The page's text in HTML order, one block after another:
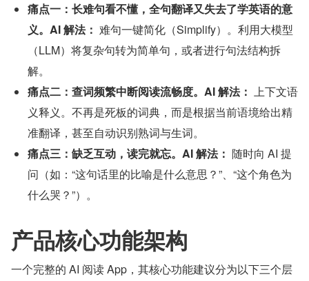
痛点一：长难句看不懂，全句翻译又失去了学英语的意
义。AI 解法： 难句一键简化（Simplify）。利用大模型
（LLM）将复杂句转为简单句，或者进行句法结构拆
解。
痛点二：查词频繁中断阅读流畅度。AI 解法： 上下文语
义释义。不再是死板的词典，而是根据当前语境给出精
准翻译，甚至自动识别熟词与生词。
痛点三：缺乏互动，读完就忘。AI 解法： 随时向 AI 提
问（如：“这句话里的比喻是什么意思？”、“这个角色为
什么哭？”）。
产品核心功能架构
一个完整的 AI 阅读 App，其核心功能建议分为以下三个层